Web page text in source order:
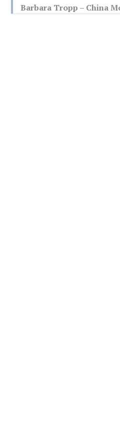
Barbara Tropp – China